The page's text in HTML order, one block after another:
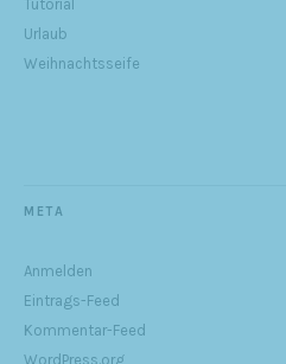
Tutorial
Urlaub
Weihnachtsseife
META
Anmelden
Eintrags-Feed
Kommentar-Feed
WordPress.org